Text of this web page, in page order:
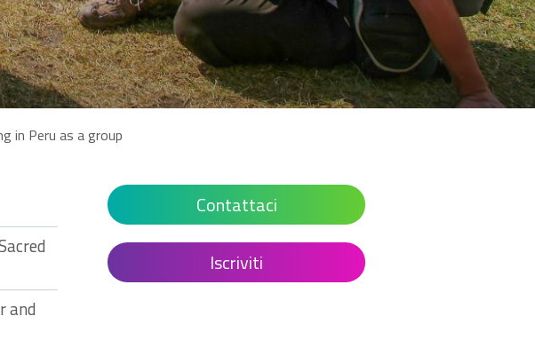
in Peru as a group
and
Contattaci
Iscriviti